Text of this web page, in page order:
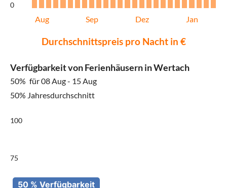
0
Aug Sep Dez Jan
Durchschnittspreis pro Nacht in €
Verfügbarkeit von Ferienhäusern in Wertach
50% für 08 Aug - 15 Aug
50% Jahresdurchschnitt
100
75